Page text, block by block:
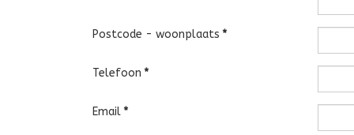
Postcode - woonplaats *
Telefoon *
Email *